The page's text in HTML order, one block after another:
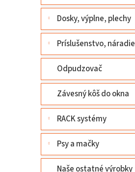
Dosky, výplne, plechy
Príslušenstvo, náradie
Odpudzovač
Závesný kôš do okna
RACK systémy
Psy a mačky
Naše ostatné výrobky